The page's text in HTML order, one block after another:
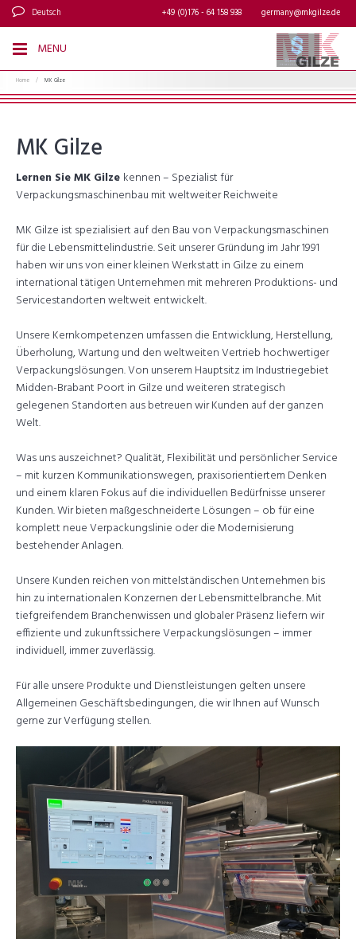
Deutsch germany@mkgilze.de
+49 (0)176 - 64 158 938
MENU
Home / MK Gilze
MK Gilze
Lernen Sie MK Gilze kennen – Spezialist für
Verpackungsmaschinenbau mit weltweiter Reichweite
MK Gilze ist spezialisiert auf den Bau von Verpackungsmaschinen
für die Lebensmittelindustrie. Seit unserer Gründung im Jahr 1991
haben wir uns von einer kleinen Werkstatt in Gilze zu einem
international tätigen Unternehmen mit mehreren Produktions- und
Servicestandorten weltweit entwickelt.
Unsere Kernkompetenzen umfassen die Entwicklung, Herstellung,
Überholung, Wartung und den weltweiten Vertrieb hochwertiger
Verpackungslösungen. Von unserem Hauptsitz im Industriegebiet
Midden-Brabant Poort in Gilze und weiteren strategisch
gelegenen Standorten aus betreuen wir Kunden auf der ganzen
Welt.
Was uns auszeichnet? Qualität, Flexibilität und persönlicher Service
– mit kurzen Kommunikationswegen, praxisorientiertem Denken
und einem klaren Fokus auf die individuellen Bedürfnisse unserer
Kunden. Wir bieten maßgeschneiderte Lösungen – ob für eine
komplett neue Verpackungslinie oder die Modernisierung
bestehender Anlagen.
Unsere Kunden reichen von mittelständischen Unternehmen bis
hin zu internationalen Konzernen der Lebensmittelbranche. Mit
tiefgreifendem Branchenwissen und globaler Präsenz liefern wir
effiziente und zukunftssichere Verpackungslösungen – immer
individuell, immer zuverlässig.
Für alle unsere Produkte und Dienstleistungen gelten unsere
Allgemeinen Geschäftsbedingungen, die wir Ihnen auf Wunsch
gerne zur Verfügung stellen.